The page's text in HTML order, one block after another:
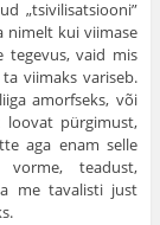
„tsivilisatsiooni”
nimelt kui viimase
tegevus, vaid mis
viimaks variseb.
amorfseks, või
loovat pürgimust,
aga enam selle
vorme, teadust,
me tavalisti just